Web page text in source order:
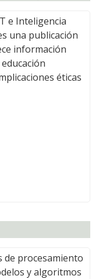
e Inteligencia
una publicación
información
éticas
de procesamiento
y algoritmos